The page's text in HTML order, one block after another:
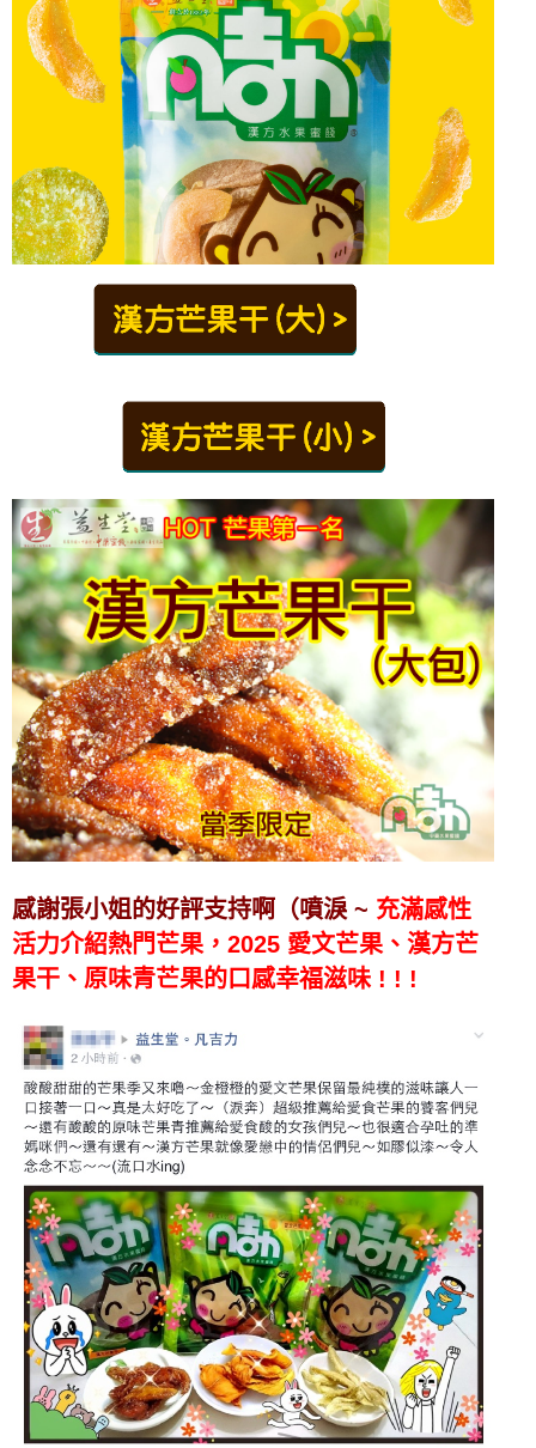
感謝張小姐的好評支持啊（噴淚 ~ 充滿感性
活力介紹熱門芒果， 2025 愛文芒果、漢方芒
果干、原味青芒果的口感幸福滋味 ! ! !